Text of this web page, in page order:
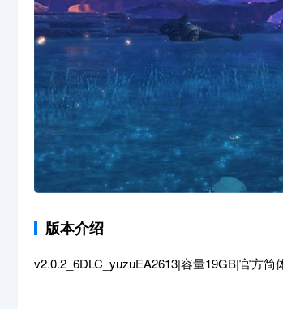
版本介绍
v2.0.2_6DLC_yuzuEA2613|容量19GB|官方